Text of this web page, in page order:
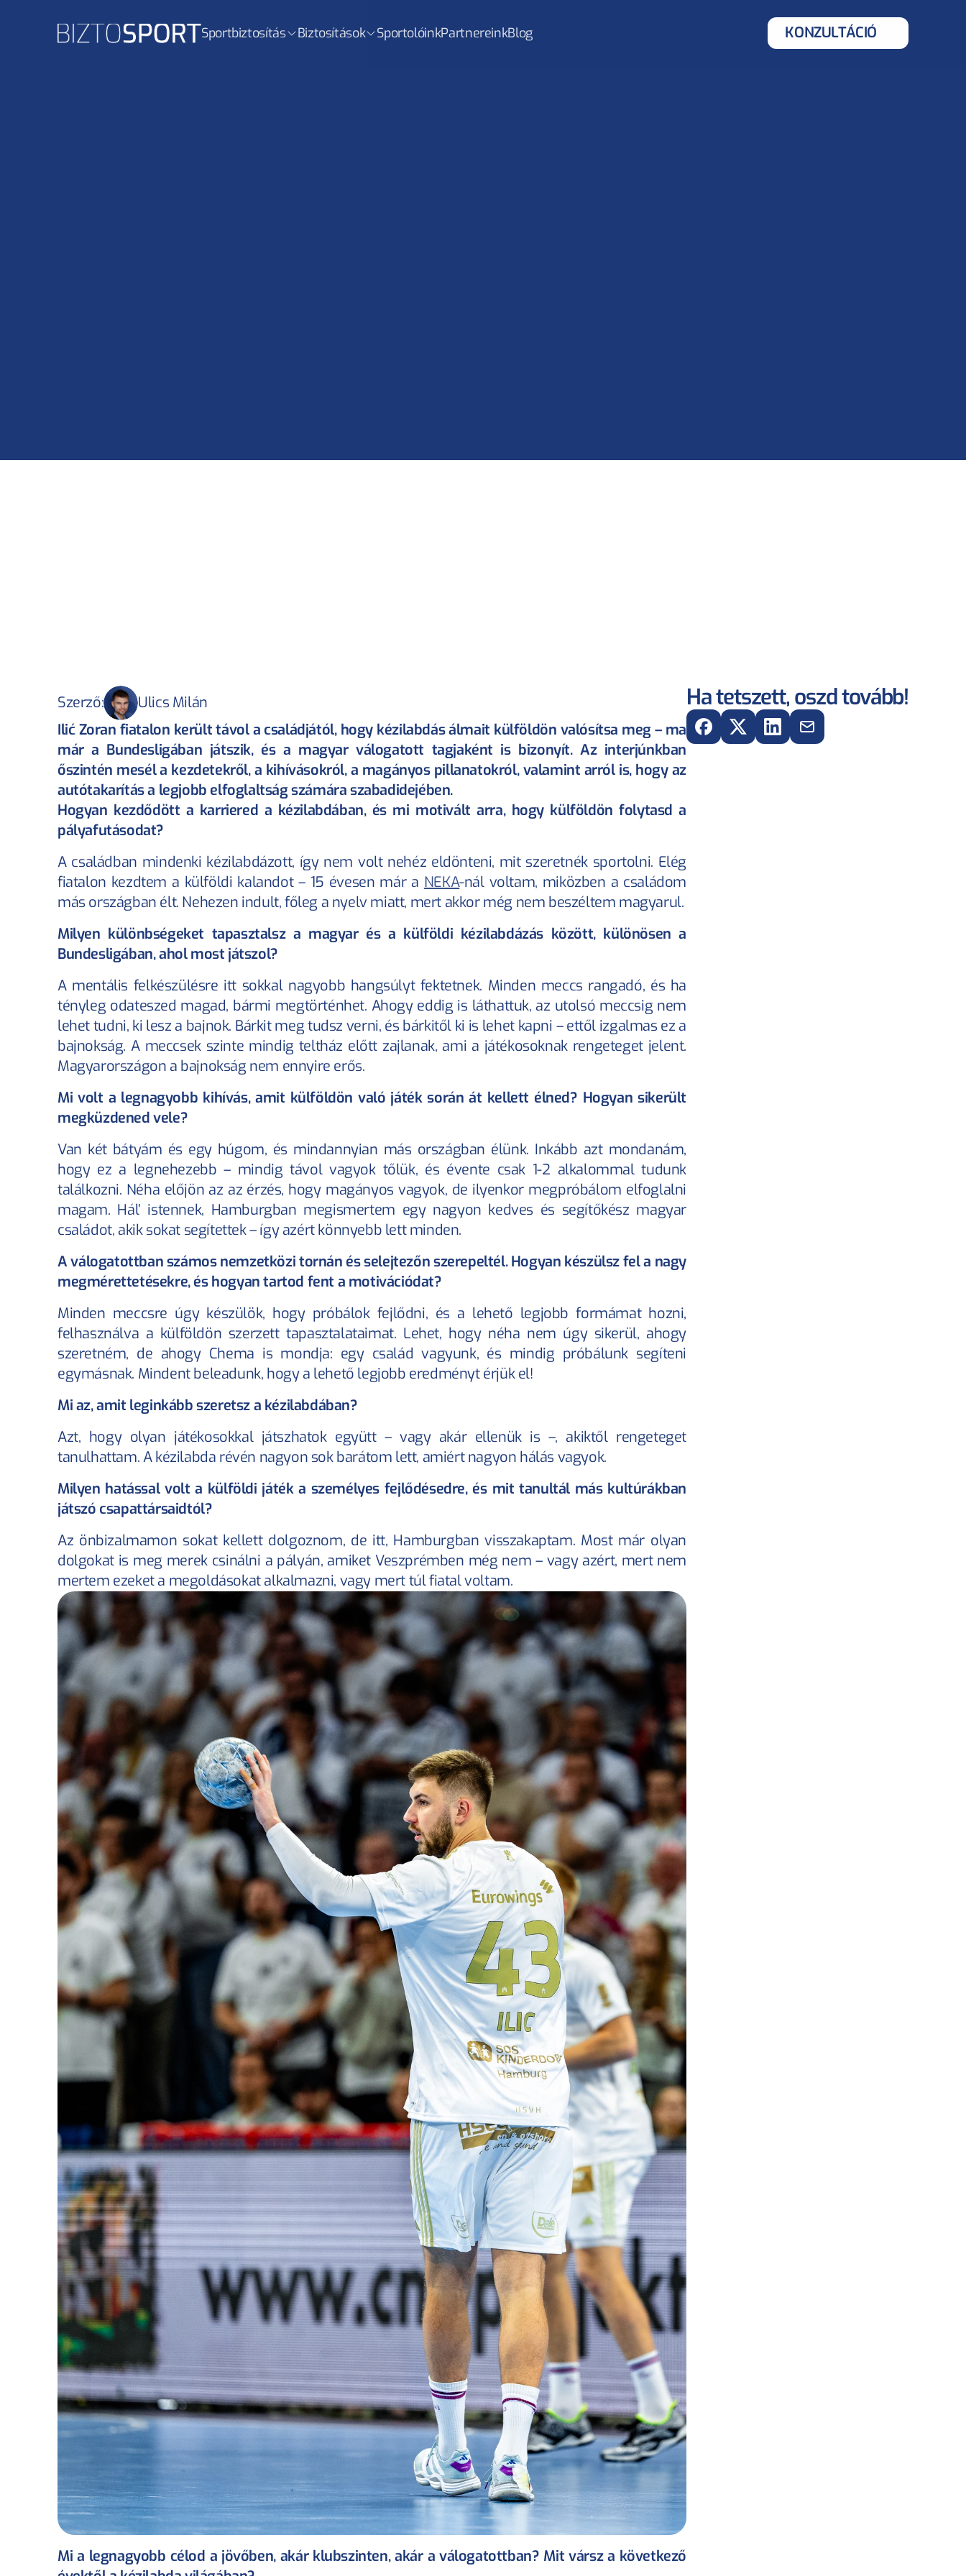
Sportbiztosítás Biztosítások SportolóinkPartnereinkBlog KONZULTÁCIÓ
Szerző:
Ulics Milán
Ilić Zoran fiatalon került távol a családjától, hogy kézilabdás álmait külföldön valósítsa meg – ma
már a Bundesligában játszik, és a magyar válogatott tagjaként is bizonyít. Az interjúnkban
őszintén mesél a kezdetekről, a kihívásokról, a magányos pillanatokról, valamint arról is, hogy az
autótakarítás a legjobb elfoglaltság számára szabadidejében.
Hogyan kezdődött a karriered a kézilabdában, és mi motivált arra, hogy külföldön folytasd a
pályafutásodat?
A családban mindenki kézilabdázott, így nem volt nehéz eldönteni, mit szeretnék sportolni. Elég
fiatalon kezdtem a külföldi kalandot – 15 évesen már a NEKA-nál voltam, miközben a családom
más országban élt. Nehezen indult, főleg a nyelv miatt, mert akkor még nem beszéltem magyarul.
Milyen különbségeket tapasztalsz a magyar és a külföldi kézilabdázás között, különösen a
Bundesligában, ahol most játszol?
A mentális felkészülésre itt sokkal nagyobb hangsúlyt fektetnek. Minden meccs rangadó, és ha
tényleg odateszed magad, bármi megtörténhet. Ahogy eddig is láthattuk, az utolsó meccsig nem
lehet tudni, ki lesz a bajnok. Bárkit meg tudsz verni, és bárkitől ki is lehet kapni – ettől izgalmas ez a
bajnokság. A meccsek szinte mindig teltház előtt zajlanak, ami a játékosoknak rengeteget jelent.
Magyarországon a bajnokság nem ennyire erős.
Mi volt a legnagyobb kihívás, amit külföldön való játék során át kellett élned? Hogyan sikerült
megküzdened vele?
Van két bátyám és egy húgom, és mindannyian más országban élünk. Inkább azt mondanám,
hogy ez a legnehezebb – mindig távol vagyok tőlük, és évente csak 1-2 alkalommal tudunk
találkozni. Néha előjön az az érzés, hogy magányos vagyok, de ilyenkor megpróbálom elfoglalni
magam. Hál’ istennek, Hamburgban megismertem egy nagyon kedves és segítőkész magyar
családot, akik sokat segítettek – így azért könnyebb lett minden.
A válogatottban számos nemzetközi tornán és selejtezőn szerepeltél. Hogyan készülsz fel a nagy
megmérettetésekre, és hogyan tartod fent a motivációdat?
Minden meccsre úgy készülök, hogy próbálok fejlődni, és a lehető legjobb formámat hozni,
felhasználva a külföldön szerzett tapasztalataimat. Lehet, hogy néha nem úgy sikerül, ahogy
szeretném, de ahogy Chema is mondja: egy család vagyunk, és mindig próbálunk segíteni
egymásnak. Mindent beleadunk, hogy a lehető legjobb eredményt érjük el!
Mi az, amit leginkább szeretsz a kézilabdában?
Azt, hogy olyan játékosokkal játszhatok együtt – vagy akár ellenük is –, akiktől rengeteget
tanulhattam. A kézilabda révén nagyon sok barátom lett, amiért nagyon hálás vagyok.
Milyen hatással volt a külföldi játék a személyes fejlődésedre, és mit tanultál más kultúrákban
játszó csapattársaidtól?
Az önbizalmamon sokat kellett dolgoznom, de itt, Hamburgban visszakaptam. Most már olyan
dolgokat is meg merek csinálni a pályán, amiket Veszprémben még nem – vagy azért, mert nem
mertem ezeket a megoldásokat alkalmazni, vagy mert túl fiatal voltam.
Mi a legnagyobb célod a jövőben, akár klubszinten, akár a válogatottban? Mit vársz a következő
Ha tetszett, oszd tovább!